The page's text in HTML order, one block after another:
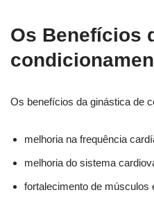
Os Benefícios
Os benefícios da ginástica de
melhoria na frequência
melhoria do sistema
fortalecimento de músculos